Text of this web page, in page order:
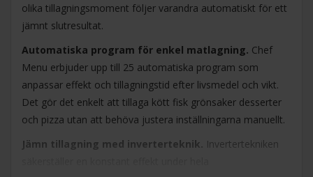
olika tillagningsmoment följer varandra automatiskt för ett
jämnt slutresultat.
Automatiska program för enkel matlagning. Chef
Menu erbjuder upp till 25 automatiska program som
anpassar effekt och tillagningstid efter livsmedel och vikt.
Det gör det enkelt att tillaga kött fisk grönsaker desserter
och pizza utan att behöva justera inställningarna manuellt.
Jämn tillagning med inverterteknik. Invertertekniken